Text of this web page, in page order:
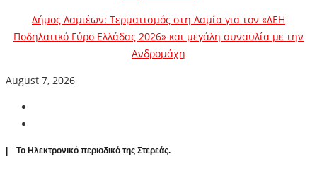
Δήμος Λαμιέων: Τερματισμός στη Λαμία για τον «ΔΕΗ
Ποδηλατικό Γύρο Ελλάδας 2026» και μεγάλη συναυλία με την
Ανδρομάχη
August 7, 2026
| To Ηλεκτρονικό περιοδικό της Στερεάς.